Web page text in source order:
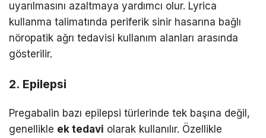
uyarılmasını azaltmaya yardımcı olur. Lyrica
kullanma talimatında periferik sinir hasarına bağlı
nöropatik ağrı tedavisi kullanım alanları arasında
gösterilir.
2. Epilepsi
Pregabalin bazı epilepsi türlerinde tek başına değil,
genellikle ek tedavi olarak kullanılır. Özellikle